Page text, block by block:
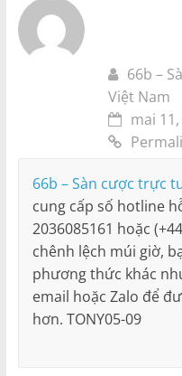
66b –
Việt Nam
mai
66b – Sàn cược trực
cung cấp số hotline
2036085161 hoặc
chênh lệch múi giờ,
phương thức khác
email hoặc Zalo để
hơn. TONY05-09